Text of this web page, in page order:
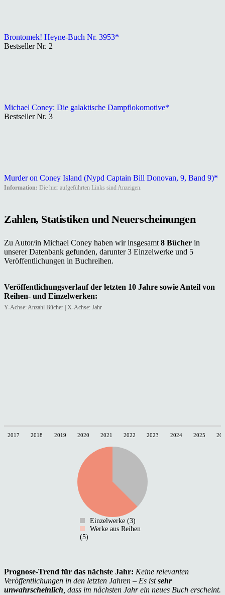
Brontomek! Heyne-Buch Nr. 3953*
Bestseller Nr. 2
Michael Coney: Die galaktische Dampflokomotive*
Bestseller Nr. 3
Murder on Coney Island (Nypd Captain Bill Donovan, 9, Band 9)*
Information: Die hier aufgeführten Links sind Anzeigen.
Zahlen, Statistiken und Neuerscheinungen
Zu Autor/in Michael Coney haben wir insgesamt 8 Bücher in
unserer Datenbank gefunden, darunter 3 Einzelwerke und 5
Veröffentlichungen in Buchreihen.
Veröffentlichungsverlauf der letzten 10 Jahre sowie Anteil von
Reihen- und Einzelwerken:
Y-Achse: Anzahl Bücher | X-Achse: Jahr
2017 2018 2019 2020 2021 2022 2023 2024 2025
Einzelwerke (3)
Werke aus Reihen
(5)
Prognose-Trend für das nächste Jahr: Keine relevanten
Veröffentlichungen in den letzten Jahren – Es istsehr
unwahrscheinlich , dass im nächsten Jahr ein neues Buch erscheint.